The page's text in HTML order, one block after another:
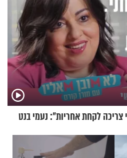
לקחת אחריות": נעמי בנט